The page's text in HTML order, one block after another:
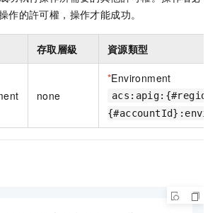
作的許可權，操作才能成功。
存取層級 資源類型
none
*Environment